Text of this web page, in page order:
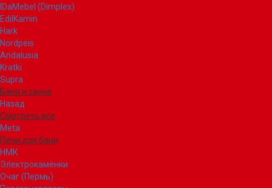
IDaMebel (Dimplex)
EdilKamin
Hark
Nordpeis
Andalusia
Kratki
Supra
Баня и сауна
Назад
Смотреть все
Meta
Печи для бани
НМК
Электрокаменки
Очаг (Пермь)